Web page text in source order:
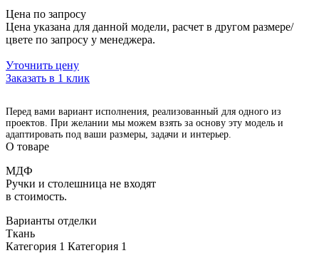
Цена по запросу
Цена указана для данной модели, расчет в другом размере/
цвете по запросу у менеджера.
Уточнить цену
Заказать в 1 клик
Перед вами вариант исполнения, реализованный для одного из
проектов. При желании мы можем взять за основу эту модель и
адаптировать под ваши размеры, задачи и интерьер.
О товаре
МДФ
Ручки и столешница не входят
в стоимость.
Варианты отделки
Ткань
Категория 1 Категория 1